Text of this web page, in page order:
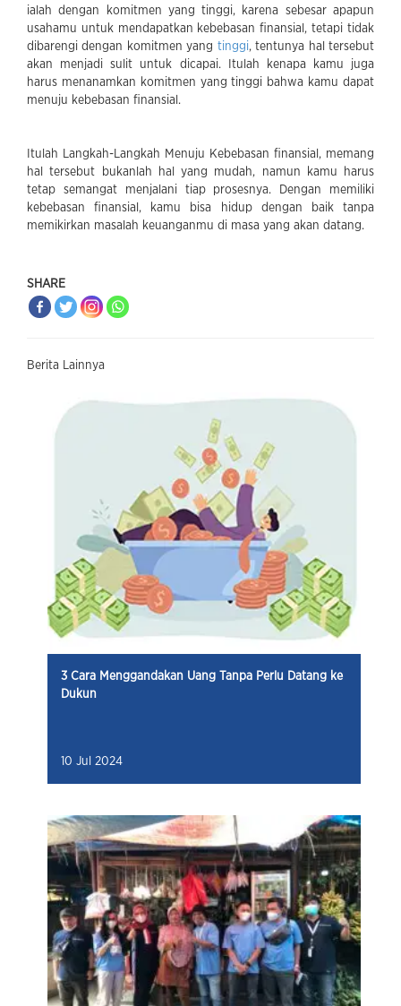
ialah dengan komitmen yang tinggi, karena sebesar apapun
usahamu untuk mendapatkan kebebasan finansial, tetapi tidak
dibarengi dengan komitmen yang tinggi, tentunya hal tersebut
akan menjadi sulit untuk dicapai. Itulah kenapa kamu juga
harus menanamkan komitmen yang tinggi bahwa kamu dapat
menuju kebebasan finansial.
Itulah Langkah-Langkah Menuju Kebebasan finansial, memang
hal tersebut bukanlah hal yang mudah, namun kamu harus
tetap semangat menjalani tiap prosesnya. Dengan memiliki
kebebasan finansial, kamu bisa hidup dengan baik tanpa
memikirkan masalah keuanganmu di masa yang akan datang.
SHARE
Berita Lainnya
3 Cara Menggandakan Uang Tanpa Perlu Datang ke
Dukun
10 Jul 2024